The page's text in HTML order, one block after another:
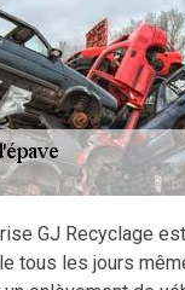
GJ Recyclage
tous les jours